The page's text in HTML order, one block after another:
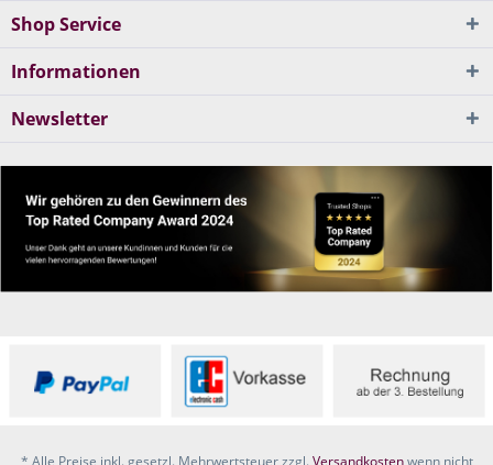
Shop Service
Informationen
Newsletter